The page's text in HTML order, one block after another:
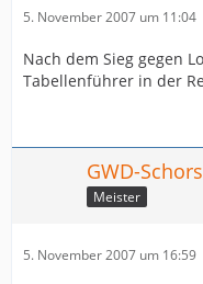
5. November 2007 um 11:04
Nach dem Sieg gegen
Tabellenführer in der
GWD-
Meister
5. November 2007 um 16:59